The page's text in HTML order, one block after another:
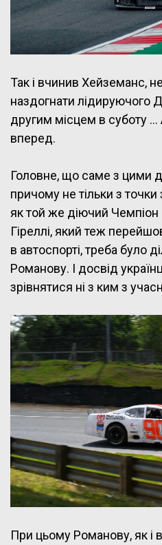
Так і вчинив Хейземанс,
наздогнати лідируючого
другим місцем в суботу …
вперед.
Головне, що саме з цими
причому не тільки з
як той же діючий Чемпіон
Гіреллі, який теж
в автоспорті, треба було
Романову. І досвід
зрівнятися ні з ким з
При цьому Романову, як і